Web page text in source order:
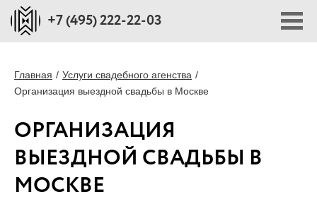
+7 (495) 222-22-03
СТОИМОСТЬ
Главная
Услуги свадебного агенства
Организация выездной свадьбы в Москве
ОРГАНИЗАЦИЯ
ВЫЕЗДНОЙ СВАДЬБЫ В
МОСКВЕ